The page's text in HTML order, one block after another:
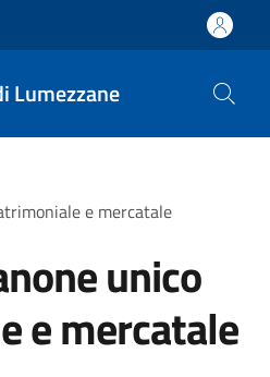
Lumezzane
e mercatale
unico
e mercatale